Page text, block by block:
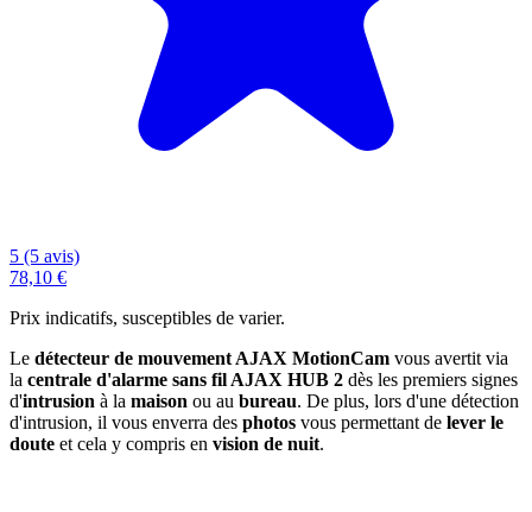
5 (5 avis)
78,10 €
Prix indicatifs, susceptibles de varier.
Le détecteur de mouvement AJAX MotionCam vous avertit via
la centrale d'alarme sans fil AJAX HUB 2 dès les premiers signes
d'intrusion à la maison ou au bureau. De plus, lors d'une détection
d'intrusion, il vous enverra des photos vous permettant de lever le
doute et cela y compris en vision de nuit.